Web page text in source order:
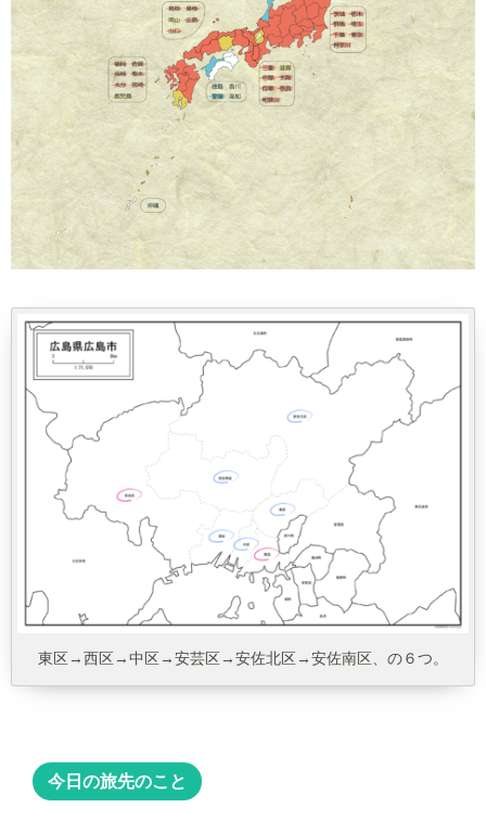
東区→西区→中区→安芸区→安佐北区→安佐南区、の６つ。
今日の旅先のこと